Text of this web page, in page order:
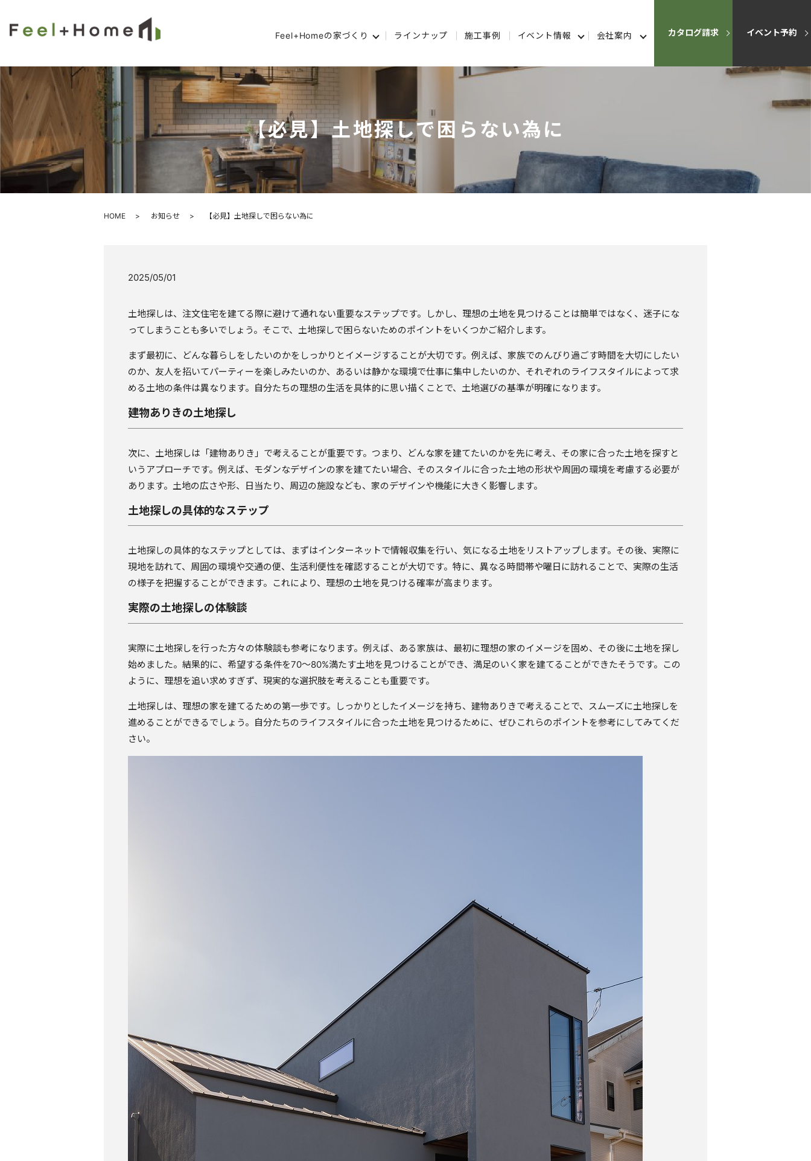
カタログ請求 イベント予約
Feel+Homeの家づくり ラインナップ 施工事例 イベント情報 会社案内
【必見】土地探しで困らない為に
HOME お知らせ 【必見】土地探しで困らない為に
2025/05/01
土地探しは、注文住宅を建てる際に避けて通れない重要なステップです。しかし、理想の土地を見つけることは簡単ではなく、迷子にな
ってしまうことも多いでしょう。そこで、土地探しで困らないためのポイントをいくつかご紹介します。
まず最初に、どんな暮らしをしたいのかをしっかりとイメージすることが大切です。例えば、家族でのんびり過ごす時間を大切にしたい
のか、友人を招いてパーティーを楽しみたいのか、あるいは静かな環境で仕事に集中したいのか、それぞれのライフスタイルによって求
める土地の条件は異なります。自分たちの理想の生活を具体的に思い描くことで、土地選びの基準が明確になります。
建物ありきの土地探し
次に、土地探しは「建物ありき」で考えることが重要です。つまり、どんな家を建てたいのかを先に考え、その家に合った土地を探すと
いうアプローチです。例えば、モダンなデザインの家を建てたい場合、そのスタイルに合った土地の形状や周囲の環境を考慮する必要が
あります。土地の広さや形、日当たり、周辺の施設なども、家のデザインや機能に大きく影響します。
土地探しの具体的なステップ
土地探しの具体的なステップとしては、まずはインターネットで情報収集を行い、気になる土地をリストアップします。その後、実際に
現地を訪れて、周囲の環境や交通の便、生活利便性を確認することが大切です。特に、異なる時間帯や曜日に訪れることで、実際の生活
の様子を把握することができます。これにより、理想の土地を見つける確率が高まります。
実際の土地探しの体験談
実際に土地探しを行った方々の体験談も参考になります。例えば、ある家族は、最初に理想の家のイメージを固め、その後に土地を探し
始めました。結果的に、希望する条件を70〜80%満たす土地を見つけることができ、満足のいく家を建てることができたそうです。この
ように、理想を追い求めすぎず、現実的な選択肢を考えることも重要です。
土地探しは、理想の家を建てるための第一歩です。しっかりとしたイメージを持ち、建物ありきで考えることで、スムーズに土地探しを
進めることができるでしょう。自分たちのライフスタイルに合った土地を見つけるために、ぜひこれらのポイントを参考にしてみてくだ
さい。